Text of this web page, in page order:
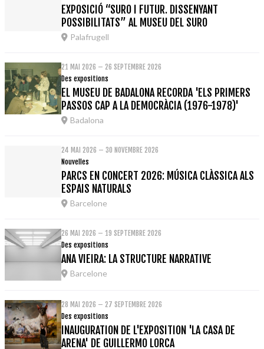
EXPOSICIÓ “SURO I FUTUR. DISSENYANT
POSSIBILITATS” AL MUSEU DEL SURO
Palafrugell
21 MAI 2026 – 26 SEPTEMBRE 2026
Des expositions
EL MUSEU DE BADALONA RECORDA 'ELS PRIMERS
PASSOS CAP A LA DEMOCRÀCIA (1976-1978)'
Badalona
24 MAI 2026 – 30 NOVEMBRE 2026
Nouvelles
PARCS EN CONCERT 2026: MÚSICA CLÀSSICA ALS
ESPAIS NATURALS
Barcelone
26 MAI 2026 – 19 SEPTEMBRE 2026
Des expositions
ANA VIEIRA: LA STRUCTURE NARRATIVE
Barcelone
28 MAI 2026 – 27 SEPTEMBRE 2026
Des expositions
INAUGURATION DE L'EXPOSITION 'LA CASA DE
ARENA' DE GUILLERMO LORCA